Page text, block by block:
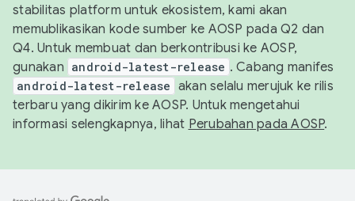
stabilitas platform untuk ekosistem, kami akan
memublikasikan kode sumber ke AOSP pada Q2 dan
Q4. Untuk membuat dan berkontribusi ke AOSP,
gunakan android-latest-release . Cabang manifes
android-latest-release akan selalu merujuk ke rilis
terbaru yang dikirim ke AOSP. Untuk mengetahui
informasi selengkapnya, lihat Perubahan pada AOSP.